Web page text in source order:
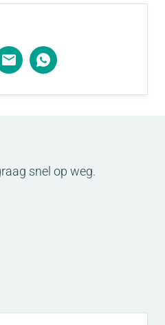
snel op weg.